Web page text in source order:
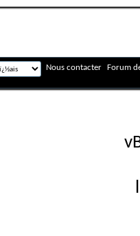
Nous contacter Forum